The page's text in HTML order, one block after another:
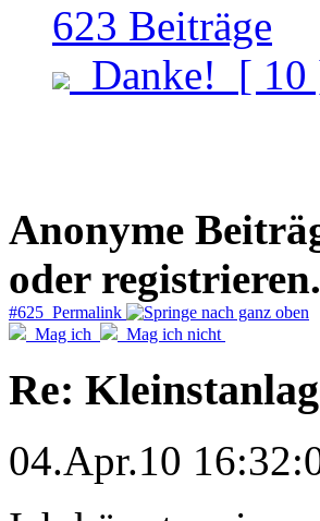
623 Beiträge
Danke! [ 10
Anonyme
oder registrieren.
#625 Permalink
Mag ich
Mag ich nicht
Re:
04.Apr.10